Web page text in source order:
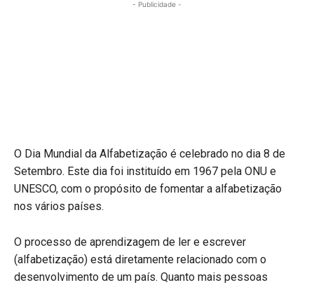
- Publicidade -
O Dia Mundial da Alfabetização é celebrado no dia 8 de
Setembro. Este dia foi instituído em 1967 pela ONU e
UNESCO, com o propósito de fomentar a alfabetização
nos vários países.
O processo de aprendizagem de ler e escrever
(alfabetização) está diretamente relacionado com o
desenvolvimento de um país. Quanto mais pessoas